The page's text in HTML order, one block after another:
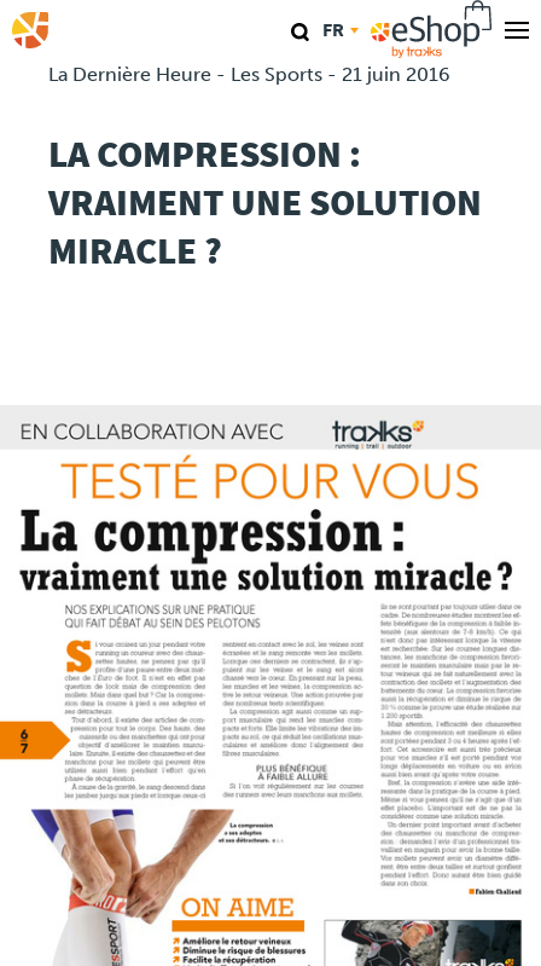
Aller
au
contenu
TraKKs Lab
Coaching
Travel
À propos
Tests Produits
FR
La Dernière Heure - Les Sports - 21 juin 2016
LA COMPRESSION :
VRAIMENT UNE SOLUTION
MIRACLE ?